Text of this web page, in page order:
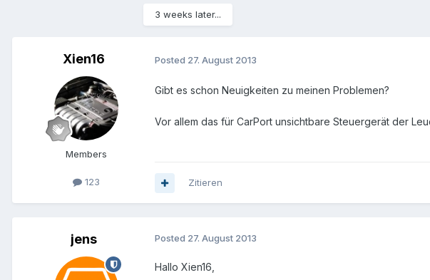
3 weeks later...
Xien16
Members
123
Posted 27. August 2013
Gibt es schon Neuigkeiten zu meinen Problemen?
Vor allem das für CarPort unsichtbare Steuergerät der
Zitieren
jens Posted 27. August 2013
Hallo Xien16,